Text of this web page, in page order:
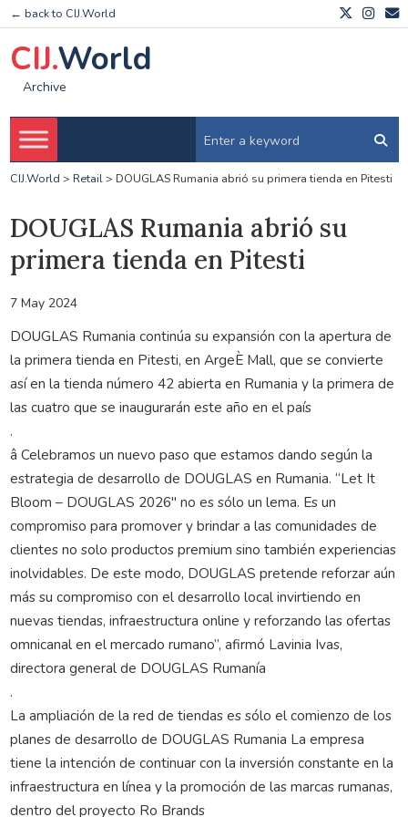
← back to CIJ.World
CIJ.World
Archive
CIJ.World > Retail> DOUGLAS Rumania abrió su primera tienda en Pitesti
DOUGLAS Rumania abrió su
primera tienda en Pitesti
7 May 2024
DOUGLAS Rumania continúa su expansión con la apertura de
la primera tienda en Pitesti, en ArgeÈ Mall, que se convierte
así en la tienda número 42 abierta en Rumania y la primera de
las cuatro que se inaugurarán este año en el país
.
â Celebramos un nuevo paso que estamos dando según la
estrategia de desarrollo de DOUGLAS en Rumania. “Let It
Bloom – DOUGLAS 2026″ no es sólo un lema. Es un
compromiso para promover y brindar a las comunidades de
clientes no solo productos premium sino también experiencias
inolvidables. De este modo, DOUGLAS pretende reforzar aún
más su compromiso con el desarrollo local invirtiendo en
nuevas tiendas, infraestructura online y reforzando las ofertas
omnicanal en el mercado rumano”, afirmó Lavinia Ivas,
directora general de DOUGLAS Rumanía
.
La ampliación de la red de tiendas es sólo el comienzo de los
planes de desarrollo de DOUGLAS Rumania La empresa
tiene la intención de continuar con la inversión constante en la
infraestructura en línea y la promoción de las marcas rumanas,
dentro del proyecto Ro Brands